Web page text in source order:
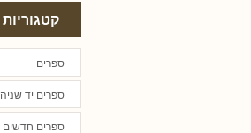
קטגוריות
ספרים
ספרים יד שניה
ספרים חדשים